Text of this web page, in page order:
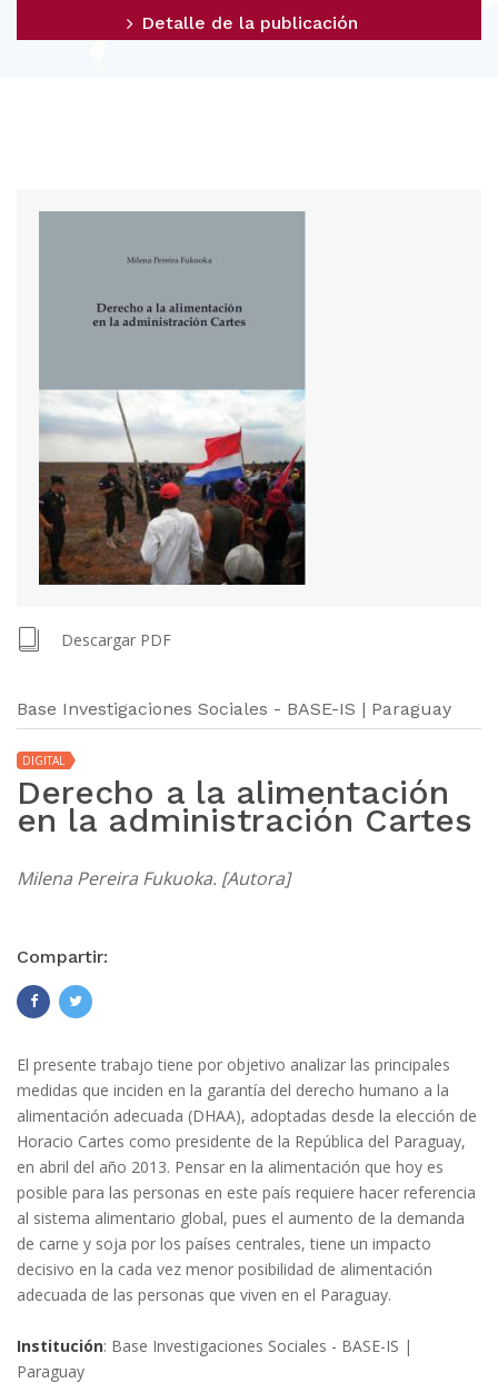
Detalle de la publicación
Descargar PDF
Base Investigaciones Sociales - BASE-IS | Paraguay
DIGITAL
Derecho a la alimentación
en la administración Cartes
Milena Pereira Fukuoka. [Autora]
Compartir:
El presente trabajo tiene por objetivo analizar las principales
medidas que inciden en la garantía del derecho humano a la
alimentación adecuada (DHAA), adoptadas desde la elección de
Horacio Cartes como presidente de la República del Paraguay,
en abril del año 2013. Pensar en la alimentación que hoy es
posible para las personas en este país requiere hacer referencia
al sistema alimentario global, pues el aumento de la demanda
de carne y soja por los países centrales, tiene un impacto
decisivo en la cada vez menor posibilidad de alimentación
adecuada de las personas que viven en el Paraguay.
Institución: Base Investigaciones Sociales - BASE-IS |
Paraguay